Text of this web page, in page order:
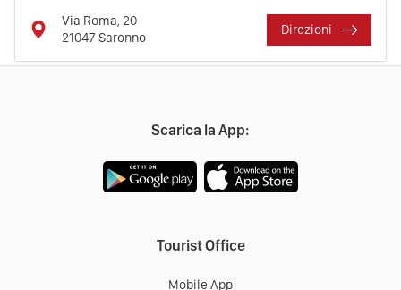
Via Roma, 20
21047 Saronno
Direzioni
Scarica la App:
Tourist Office
Mobile App